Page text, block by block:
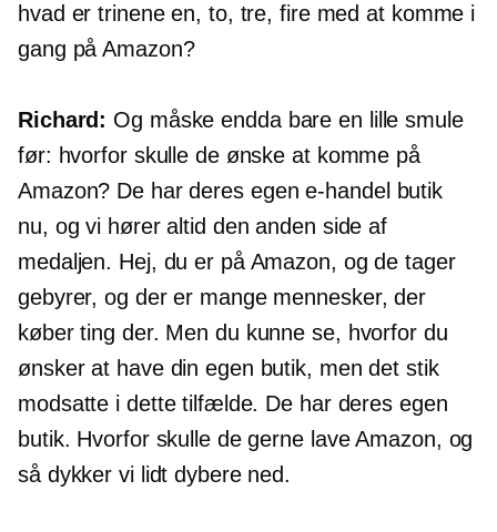
hvad er trinene en, to, tre, fire med at komme i
gang på Amazon?
Richard: Og måske endda bare en lille smule
før: hvorfor skulle de ønske at komme på
Amazon? De har deres egene-handel butik
nu, og vi hører altid den anden side af
medaljen. Hej, du er på Amazon, og de tager
gebyrer, og der er mange mennesker, der
køber ting der. Men du kunne se, hvorfor du
ønsker at have din egen butik, men det stik
modsatte i dette tilfælde. De har deres egen
butik. Hvorfor skulle de gerne lave Amazon, og
så dykker vi lidt dybere ned.